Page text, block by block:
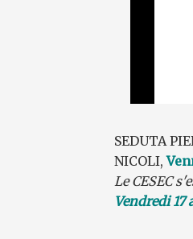
SEDUTA
NICOLI,
Le CESEC
Vendredi 17